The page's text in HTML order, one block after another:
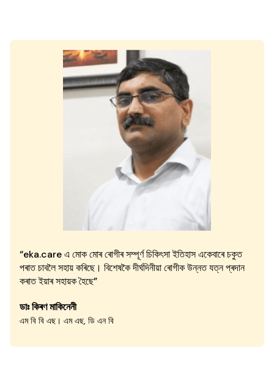
“eka.care এ মোক মোৰ ৰোগীৰ সম্পূৰ্ণ চিকিৎসা ইতিহাস একেবাৰে চকুত
পৰাত চাবলৈ সহায় কৰিছে। বিশেষকৈ দীৰ্ঘদিনীয়া ৰোগীক উন্নত যত্ন প্ৰদান
কৰাত ইয়াৰ সহায়ক হৈছে”
ডাঃ কিৰণ মাকিনেনী
এম বি বি এছ। এম এছ, ডি এন বি